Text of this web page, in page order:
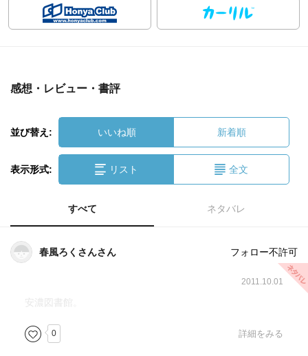
感想・レビュー・書評
並び替え: いいね順 新着順
表示形式: リスト 全文
すべて ネタバレ
春風ろくさんさん フォロー不許可
2011.10.01
安濃図書館。
0 詳細をみる